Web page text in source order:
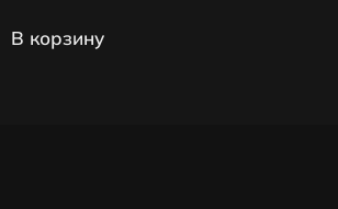
В корзину